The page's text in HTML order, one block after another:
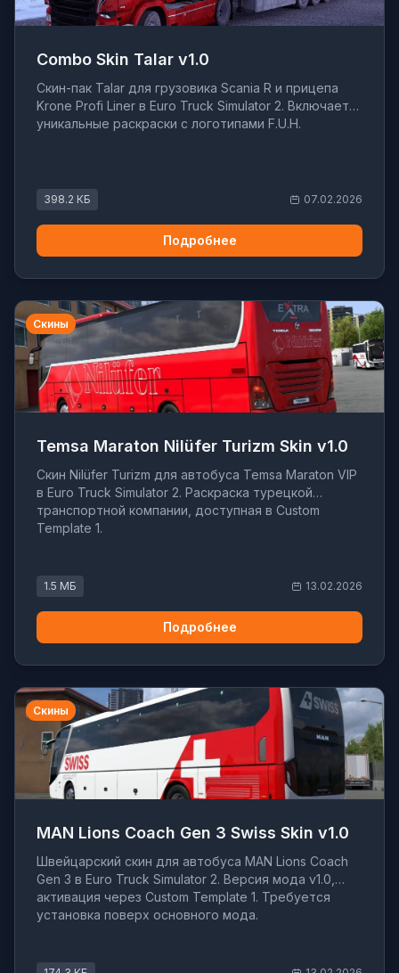
Combo Skin Talar v1.0
Скин-пак Talar для грузовика Scania R и прицепа
Krone Profi Liner в Euro Truck Simulator 2. Включает
уникальные раскраски с логотипами F.U.H.
398.2 КБ 07.02.2026
Подробнее
Скины
Temsa Maraton Nilüfer Turizm Skin v1.0
Скин Nilüfer Turizm для автобуса Temsa Maraton VIP
в Euro Truck Simulator 2. Раскраска турецкой
транспортной компании, доступная в Custom
Template 1.
1.5 МБ 13.02.2026
Подробнее
Скины
MAN Lions Coach Gen 3 Swiss Skin v1.0
Швейцарский скин для автобуса MAN Lions Coach
Gen 3 в Euro Truck Simulator 2. Версия мода v1.0,
активация через Custom Template 1. Требуется
установка поверх основного мода.